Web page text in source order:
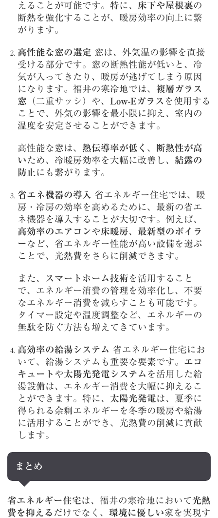
えることが可能です。特に、 床下や屋根裏の
断熱を強化することが、暖房効率の向上に繋
がります。
高性能な窓の選定 窓は、外気温の影響を直接
受ける部分です。窓の断熱性能が低いと、冷
気が入ってきたり、暖房が逃げてしまう原因
になります。福井の寒冷地では、 複層ガラス
窓 （二重サッシ）や、 Low-Eガラス を使用する
ことで、外気の影響を最小限に抑え、室内の
温度を安定させることができます。
高性能な窓は、 熱伝導率が低く 、
断熱性が高
い ため、冷暖房効率を大幅に改善し、 結露の
防止 にも繋がります。
省エネ機器の導入
省エネルギー住宅では、暖
房・冷房の効率を高めるために、最新の省エ
ネ機器を導入することが大切です。例えば、
高効率のエアコンや 床暖房、 最新型のボイラ
ー など、省エネルギー性能が高い設備を選ぶ
ことで、光熱費をさらに削減できます。
また、 スマートホーム技術 を活用すること
で、エネルギー消費の管理を効率化し、不要
なエネルギー消費を減らすことも可能です。
タイマー設定や温度調整など、エネルギーの
無駄を防ぐ方法も増えてきています。
高効率の給湯システム 省エネルギー住宅にお
いて、給湯システムも重要な要素です。 エコ
キュート や太陽光発電システム を活用した給
湯設備は、エネルギー消費を大幅に抑えるこ
とができます。特に、 太陽光発電は、夏季に
得られる余剰エネルギーを冬季の暖房や給湯
に活用することができ、光熱費の削減に貢献
します。
まとめ
省エネルギー住宅は、福井の寒冷地において光熱
費を抑える だけでなく、 環境に優しい家を実現す